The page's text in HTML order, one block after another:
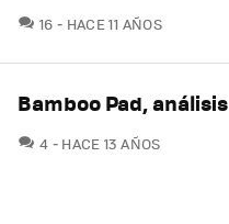
16 COMENTARIOS
HACE 11 AÑOS
Bamboo Pad, análisis
4 COMENTARIOS
HACE 13 AÑOS